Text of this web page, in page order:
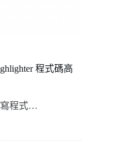
程式碼高
寫程式…